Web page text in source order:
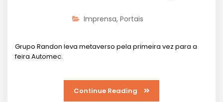
Imprensa, Portais
Grupo Randon leva metaverso pela primeira vez para a
feira Automec.
Continue Reading